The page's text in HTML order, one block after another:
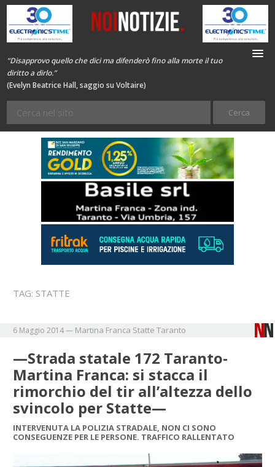
“Disapprovo quello che dici ma difenderò fino alla morte il tuo
diritto a dirlo.”
(Evelyn Beatrice Hall, saggio su Voltaire)
TAG: STATTE
6 Maggio 2014— Martina Franca Statte Taranto
—Strada statale 172 Taranto-
Martina Franca: si stacca il
rimorchio del tir all’altezza dello
svincolo per Statte—
INTERVENUTA LA POLIZIA STRADALE, NON CI SONO
CONSEGUENZE PER LE PERSONE. TRAFFICO RALLENTATO